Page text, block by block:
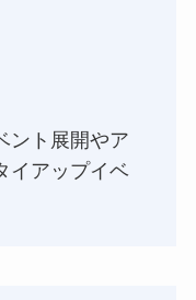
ント展開やア
イアップイベ